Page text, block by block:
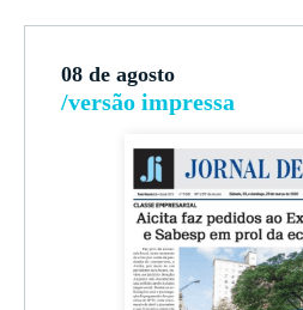
08 de agosto
/versão impressa